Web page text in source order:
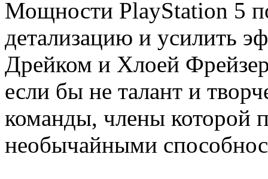
Мощности PlayStation 5
детализацию и усилить
Дрейком и Хлоей
если бы не талант и
команды, члены которой
необычайными